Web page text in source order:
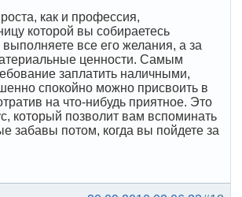
как и профессия,
которой вы собираетесь
все его желания, а за
ценности. Самым
заплатить наличными,
спокойно можно присвоить в
на что-нибудь приятное. Это
который позволит вам вспоминать
забавы потом, когда вы пойдете за